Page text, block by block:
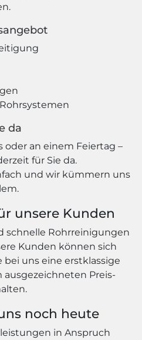
da
oder an einem Feiertag –
für Sie da.
und wir kümmern uns
unsere Kunden
schnelle Rohrreinigungen
Kunden können sich
bei uns eine erstklassige
Preis-
noch heute
in Anspruch